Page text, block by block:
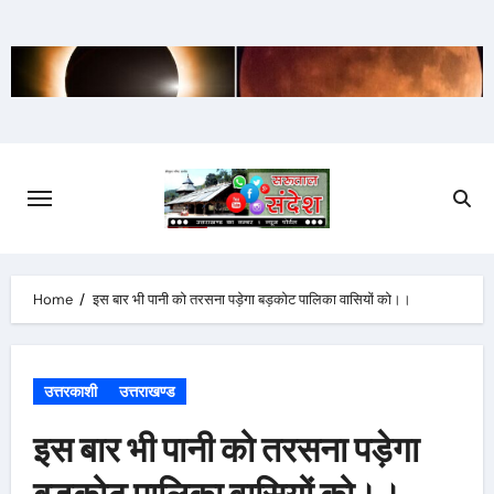
to
Home इस बार भी पानी को तरसना पड़ेगा बड़कोट पालिका वासियों को।।
उत्तरकाशी उत्तराखण्ड
इस बार भी पानी को तरसना पड़ेगा